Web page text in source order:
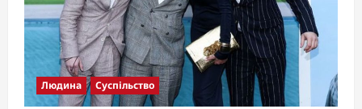
Людина Суспільство